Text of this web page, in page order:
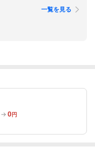
一覧を見る
0円